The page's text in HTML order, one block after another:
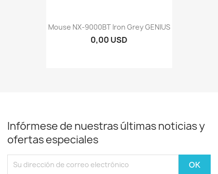
Mouse NX-9000BT Iron Grey GENIUS
0,00 USD
Infórmese de nuestras últimas noticias y
ofertas especiales